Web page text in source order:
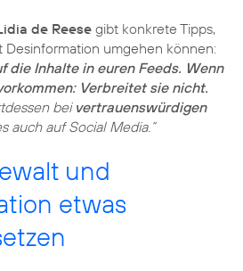
de Reese gibt konkrete Tipps,
Desinformation umgehen können:
die Inhalte in euren Feeds. Wenn
Verbreitet sie nicht.
bei vertrauenswürdigen
auch auf Social Media.“
und
etwas